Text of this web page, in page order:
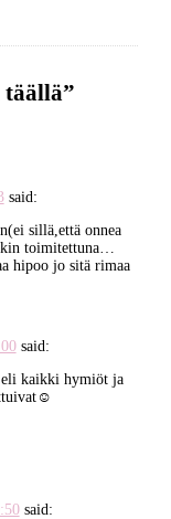
täällä”
said:
sillä,että onnea
toimitettuna…
hipoo jo sitä rimaa
said:
eli kaikki hymiöt ja
said: